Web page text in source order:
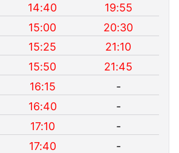
14:40
19:55
15:00
20:30
15:25
21:10
15:50
21:45
16:15
-
16:40
-
17:10
-
17:40
-